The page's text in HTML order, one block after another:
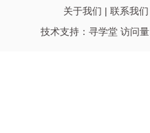
关于我们 | 联系我们
技术支持： 寻学堂 访问